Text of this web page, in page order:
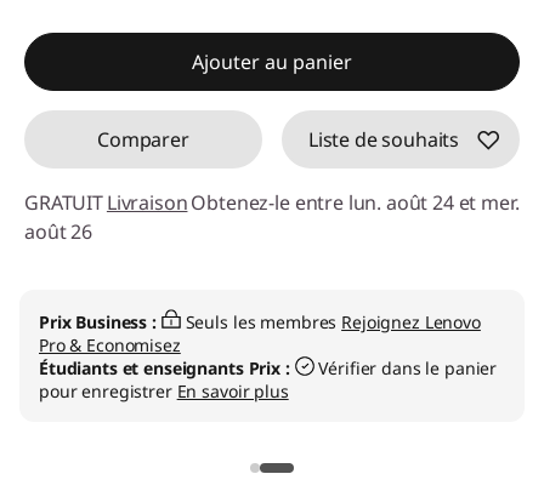
Ajouter au panier
Comparer Liste de souhaits
GRATUITLivraisonObtenez-le entre lun. août 24 et mer.
août 26
Prix Business : Seuls les membres Rejoignez Lenovo
Pro & Economisez
Étudiants et enseignants Prix :
Vérifier dans le panier
pour enregistrer En savoir plus